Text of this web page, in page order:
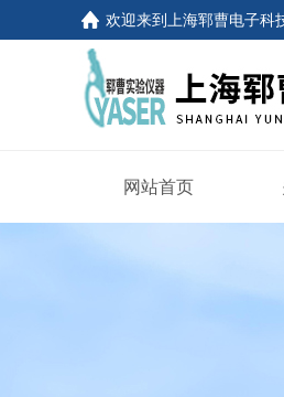
欢迎来到 上海郓曹电子
网站首页